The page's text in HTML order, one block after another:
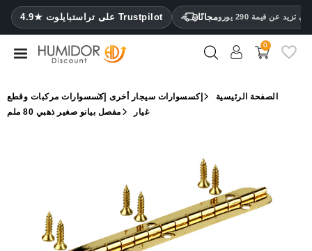
4.9★ على تراستبايلوت Trustpilot مجانًا عن قيمة 290 يورو CATEGORY
مرطب
خزائن
ترطيب
0
الصفحة الرئيسية إكسسوارات سيجار أخرى إكسسوارات مركبات وقطع
غيار
مفصل بيانو صغير ذهبي 80 ملم